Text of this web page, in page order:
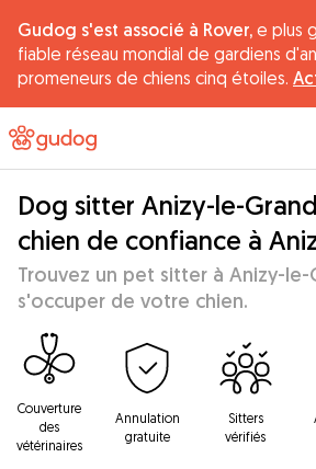
Gudog s'est associé à Rover, e plus
fiable réseau mondial de gardiens
promeneurs de chiens cinq étoiles.
Dog sitter Anizy-le-
chien de confiance à
Trouvez un pet sitter à Anizy-
s'occuper de votre chien.
Couverture
des
vétérinaires
Annulation
gratuite
Sitters
vérifiés